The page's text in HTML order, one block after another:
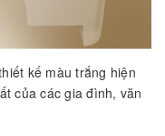
kế màu trắng hiện
của các gia đình, văn